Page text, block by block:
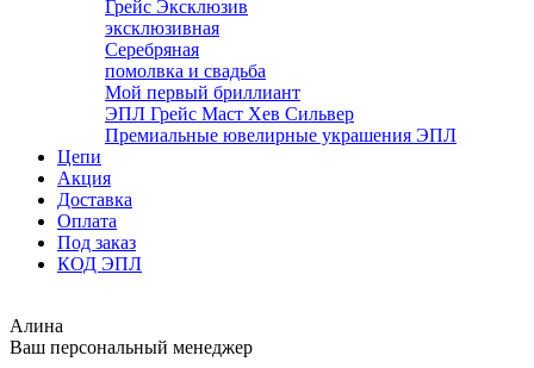
Грейс Эксклюзив
эксклюзивная
Серебряная
помолвка и свадьба
Мой первый бриллиант
ЭПЛ Грейс Маст Хев Сильвер
Премиальные ювелирные украшения ЭПЛ
Цепи
Акция
Доставка
Оплата
Под заказ
КОД ЭПЛ
Алина
Ваш персональный менеджер